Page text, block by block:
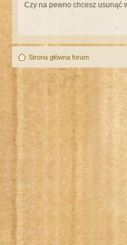
Czy na pewno chcesz usunąć
Strona główna forum